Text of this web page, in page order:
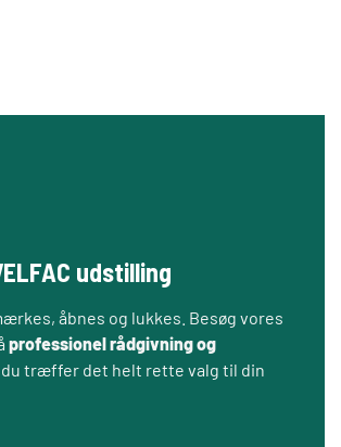
udstilling
åbnes og lukkes. Besøg vores
professionel rådgivning og
du træffer det helt rette valg til din